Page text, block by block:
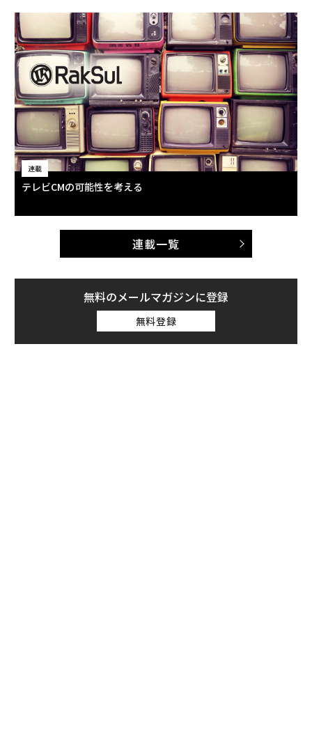
連載
テレビCMの可能性を考える
連載一覧
無料のメールマガジンに登録
無料登録